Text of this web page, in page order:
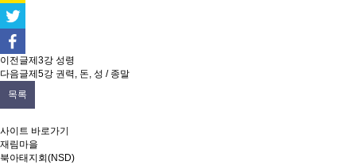
이전글제3강 성령
다음글제5강 권력, 돈, 성 / 종말
목록
사이트 바로가기
재림마을
북아태지회(NSD)